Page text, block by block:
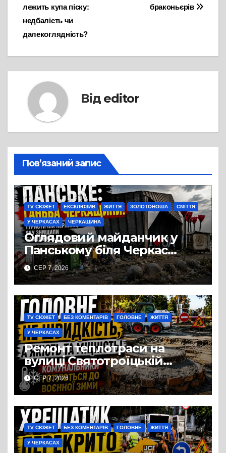
записів
браконьєрів
лежить купа піску:
недбалість чи
далекоглядність?
Від editor
Пов’язаний запис
TV СЮЖЕТ ЕКСКЛЮЗИВ ЖИТТЯ ЗОЛОТОНОША СМІТТЯ
У ЧЕРКАСАХ ЧЕРКАЩИНА
Оглядовий майданчик у
Панському біля Черкас
перетворився на занедбане
сміттєзвалище
СЕР 7, 2026
TV СЮЖЕТ БЕЗ КОМЕНТАРІВ ГОЛОВНЕ ЖИТТЯ
У ЧЕРКАСАХ
Ремонт теплотраси на
вулиці Святотроїцькій
затягнувся порівняно із
запланованими термінами.
Вулицю досі не відкрили
для руху
СЕР 7, 2026
TV СЮЖЕТ БЕЗ КОМЕНТАРІВ ГОЛОВНЕ ЖИТТЯ
У ЧЕРКАСАХ